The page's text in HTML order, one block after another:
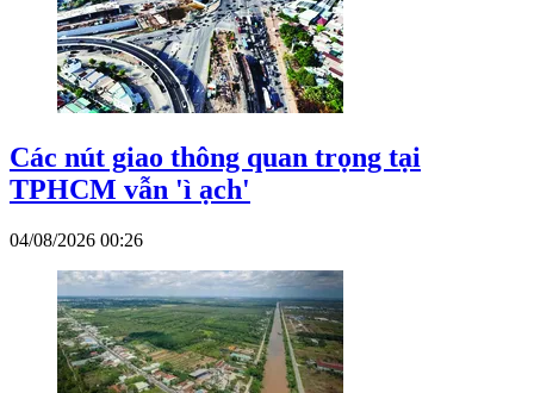
Các nút giao thông quan trọng tại
TPHCM vẫn 'ì ạch'
04/08/2026 00:26